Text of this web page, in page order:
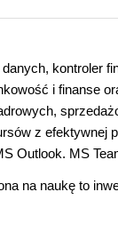
kontroler
i finanse
z efektywnej
Outlook. MS
na naukę to